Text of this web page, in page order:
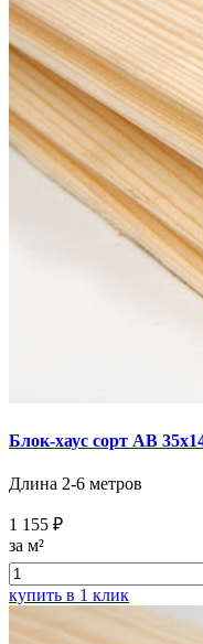
Блок-хаус сорт AB
Длина 2-6 метров
1 155 ₽
за м²
купить в 1 клик